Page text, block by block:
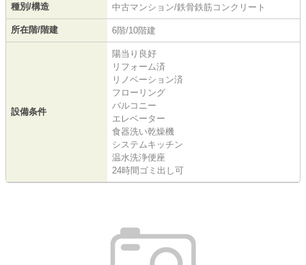
種別/構造 中古マンション/鉄骨鉄筋コンクリート
所在階/階建 6階/10階建
設備条件
陽当り良好
リフォーム済
リノベーション済
フローリング
バルコニー
エレベーター
食器洗い乾燥機
システムキッチン
温水洗浄便座
24時間ゴミ出し可